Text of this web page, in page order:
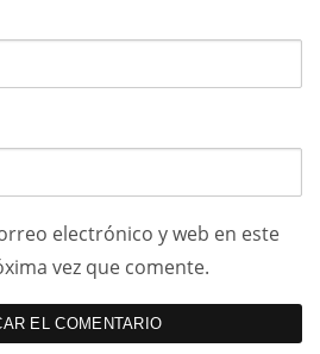
electrónico y web en este
vez que comente.